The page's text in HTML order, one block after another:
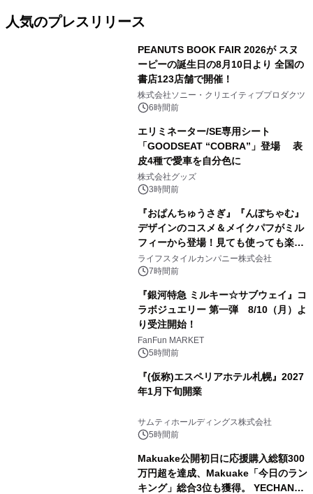
人気のプレスリリース
PEANUTS BOOK FAIR 2026が スヌ
ーピーの誕生日の8月10日より 全国の
書店123店舗で開催！
株式会社ソニー・クリエイティブプロダクツ
6時間前
エリミネーター/SE専用シート
「GOODSEAT “COBRA”」登場 表
皮4種で愛車を自分色に
株式会社グッズ
3時間前
『おぱんちゅうさぎ』『んぽちゃむ』
デザインのコスメ＆メイクパフがミル
フィーから登場！見ても使っても楽し
い、ポップでキュートなコレクショ
ン。
ライフスタイルカンパニー株式会社
7時間前
『銀河特急 ミルキー☆サブウェイ』コ
ラボジュエリー 第一弾 8/10（月）よ
り受注開始！
FanFun MARKET
5時間前
『(仮称)エスペリアホテル札幌』2027
年1月下旬開業
サムティホールディングス株式会社
5時間前
Makuake公開初日に応援購入総額300
万円超を達成、Makuake「今日のラン
キング」総合3位も獲得。 YECHAN音